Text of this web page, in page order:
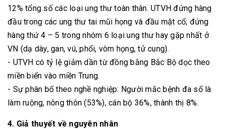
12% tổng số các loại ung thư toàn thân. UTVH đứng hàng
đầu trong các ung thư tai mũi họng và đầu mặt cổ; đứng
hàng thứ 4 – 5 trong nhóm 6 loại ung thư hay gặp nhất ở
VN (dạ dày, gan, vú, phổi, vòm họng, tử cung).
- UTVH có tỷ lệ giảm dần từ đồng bằng Bắc Bộ dọc theo
miền biển vào miền Trung.
- Sự phân bố theo nghề nghiệp: Người mắc bệnh đa số là
làm ruộng, nông thôn (53%), cán bộ 36%, thành thị 8%.
4. Giả thuyết về nguyên nhân